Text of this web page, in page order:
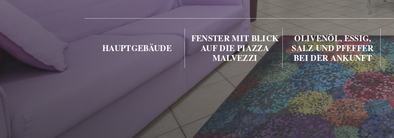
HAUPTGEBÄUDE
FENSTER MIT BLICK
AUF DIE PIAZZA
MALVEZZI
OLIVENÖL, ESSIG,
SALZ UND PFEFFER
BEI DER ANKUNFT